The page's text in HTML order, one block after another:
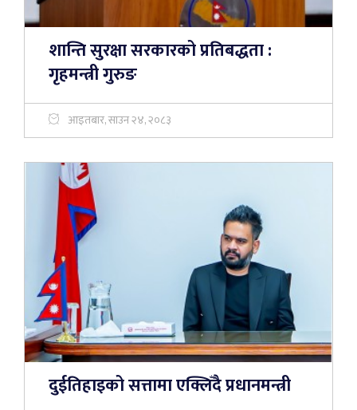
शान्ति सुरक्षा सरकारको प्रतिबद्धता :
गृहमन्त्री गुरुङ
आइतबार, साउन २४, २०८३
दुईतिहाइको सत्तामा एक्लिँदै प्रधानमन्त्री